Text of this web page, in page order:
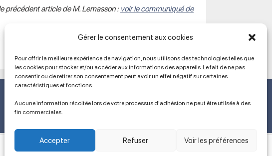
Gérer le consentement aux cookies
Pour offrir la meilleure expérience de navigation, nous utilisons des technologies telles que
les cookies pour stocker et/ou accéder aux informations des appareils. Le fait de ne pas
consentir ou de retirer son consentement peut avoir un effet négatif sur certaines
caractéristiques et fonctions.
Aucune information récoltée lors de votre processus d'adhésion ne peut être utilsée à des
fin commerciales.
Accepter Refuser Voir les préférences
précédent article de M. Lemasson : voir le communiqué de
Ancien site
lien vers SPIP